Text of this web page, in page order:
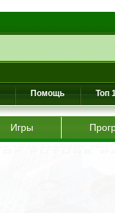
Помощь Топ
Игры